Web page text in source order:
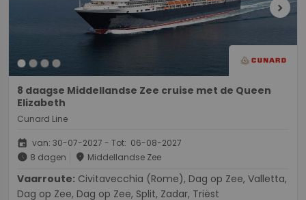
chevron_right
8 daagse Middellandse Zee cruise met de Queen
Elizabeth
Cunard Line
event van: 30-07-2027 - Tot: 06-08-2027
schedule 8 dagen place Middellandse Zee
Vaarroute:
Dag op Zee, Dag op Zee, Split, Zadar, Triëst